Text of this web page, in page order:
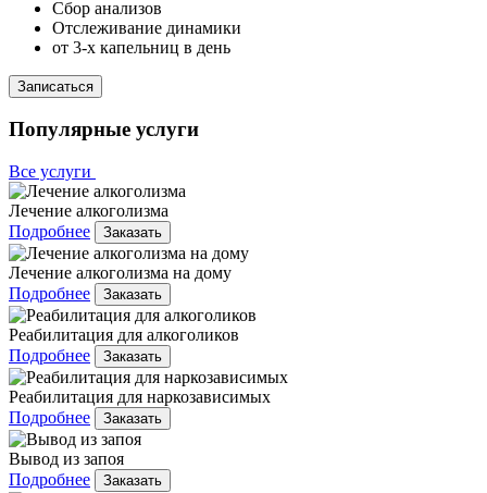
Сбор анализов
Отслеживание динамики
от 3-х капельниц в день
Записаться
Популярные услуги
Все услуги
Лечение алкоголизма
Подробнее
Заказать
Лечение алкоголизма на дому
Подробнее
Заказать
Реабилитация для алкоголиков
Подробнее
Заказать
Реабилитация для наркозависимых
Подробнее
Заказать
Вывод из запоя
Подробнее
Заказать